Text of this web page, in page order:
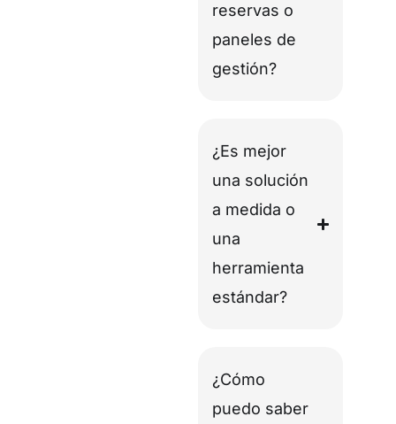
reservas o
paneles de
gestión?
¿Es mejor
una solución
a medida o
una
herramienta
estándar?
¿Cómo
puedo saber